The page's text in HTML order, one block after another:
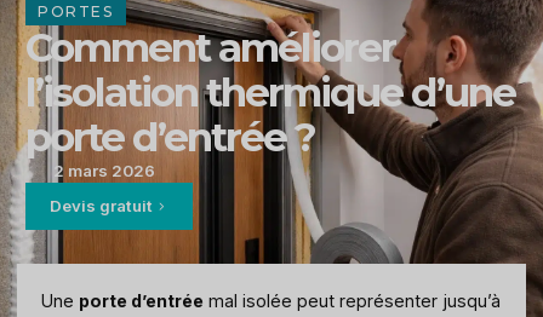
PORTES
Comment améliorer
l’isolation thermique d’une
porte d’entrée ?
2 mars 2026
Devis gratuit
Une porte d’entrée mal isolée peut représenter jusqu’à